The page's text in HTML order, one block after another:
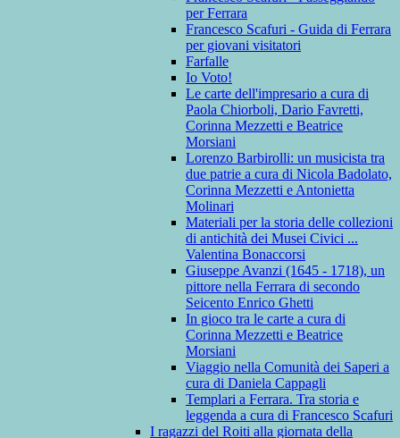
per Ferrara
Francesco Scafuri - Guida di Ferrara
per giovani visitatori
Farfalle
Io Voto!
Le carte dell'impresario a cura di
Paola Chiorboli, Dario Favretti,
Corinna Mezzetti e Beatrice
Morsiani
Lorenzo Barbirolli: un musicista tra
due patrie a cura di Nicola Badolato,
Corinna Mezzetti e Antonietta
Molinari
Materiali per la storia delle collezioni
di antichità dei Musei Civici ...
Valentina Bonaccorsi
Giuseppe Avanzi (1645 - 1718), un
pittore nella Ferrara di secondo
Seicento Enrico Ghetti
In gioco tra le carte a cura di
Corinna Mezzetti e Beatrice
Morsiani
Viaggio nella Comunità dei Saperi a
cura di Daniela Cappagli
Templari a Ferrara. Tra storia e
leggenda a cura di Francesco Scafuri
I ragazzi del Roiti alla giornata della